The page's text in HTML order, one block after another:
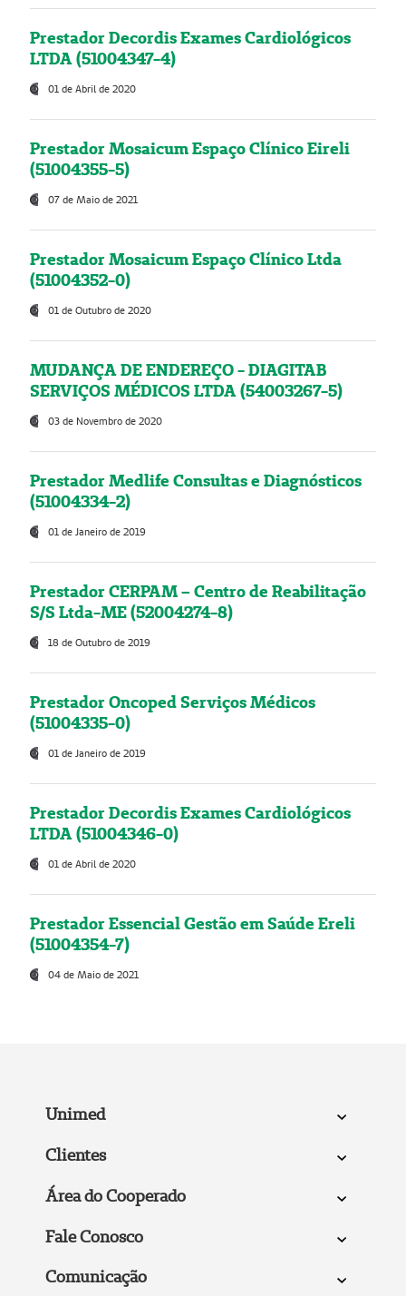
Prestador Decordis Exames Cardiológicos
LTDA (51004347-4)
01 de Abril de 2020
Prestador Mosaicum Espaço Clínico Eireli
(51004355-5)
07 de Maio de 2021
Prestador Mosaicum Espaço Clínico Ltda
(51004352-0)
01 de Outubro de 2020
MUDANÇA DE ENDEREÇO - DIAGITAB
SERVIÇOS MÉDICOS LTDA (54003267-5)
03 de Novembro de 2020
Prestador Medlife Consultas e Diagnósticos
(51004334-2)
01 de Janeiro de 2019
Prestador CERPAM – Centro de Reabilitação
S/S Ltda-ME (52004274-8)
18 de Outubro de 2019
Prestador Oncoped Serviços Médicos
(51004335-0)
01 de Janeiro de 2019
Prestador Decordis Exames Cardiológicos
LTDA (51004346-0)
01 de Abril de 2020
Prestador Essencial Gestão em Saúde Ereli
(51004354-7)
04 de Maio de 2021
Unimed
Clientes
Área do Cooperado
Fale Conosco
Comunicação